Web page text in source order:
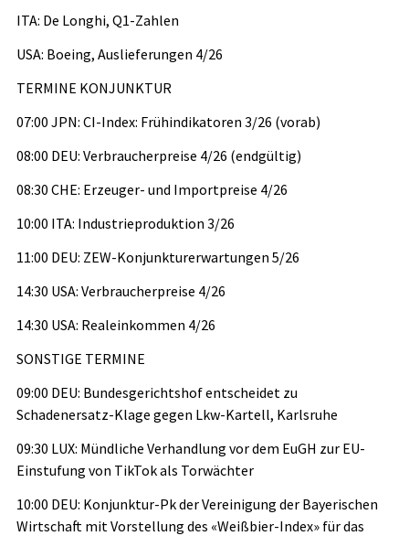
ITA: De Longhi, Q1-Zahlen
USA: Boeing, Auslieferungen 4/26
TERMINE KONJUNKTUR
07:00 JPN: CI-Index: Frühindikatoren 3/26 (vorab)
08:00 DEU: Verbraucherpreise 4/26 (endgültig)
08:30 CHE: Erzeuger- und Importpreise 4/26
10:00 ITA: Industrieproduktion 3/26
11:00 DEU: ZEW-Konjunkturerwartungen 5/26
14:30 USA: Verbraucherpreise 4/26
14:30 USA: Realeinkommen 4/26
SONSTIGE TERMINE
09:00 DEU: Bundesgerichtshof entscheidet zu
Schadenersatz-Klage gegen Lkw-Kartell, Karlsruhe
09:30 LUX: Mündliche Verhandlung vor dem EuGH zur EU-
Einstufung von TikTok als Torwächter
10:00 DEU: Konjunktur-Pk der Vereinigung der Bayerischen
Wirtschaft mit Vorstellung des «Weißbier-Index» für das